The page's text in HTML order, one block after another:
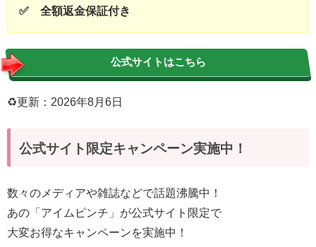
✅ 全額返金保証付き
公式サイトはこちら
♻︎更新：2026年8月6日
公式サイト限定キャンペーン実施中！
数々のメディアや雑誌などで話題沸騰中！
あの「アイムピンチ」が公式サイト限定で
大変お得なキャンペーンを実施中！